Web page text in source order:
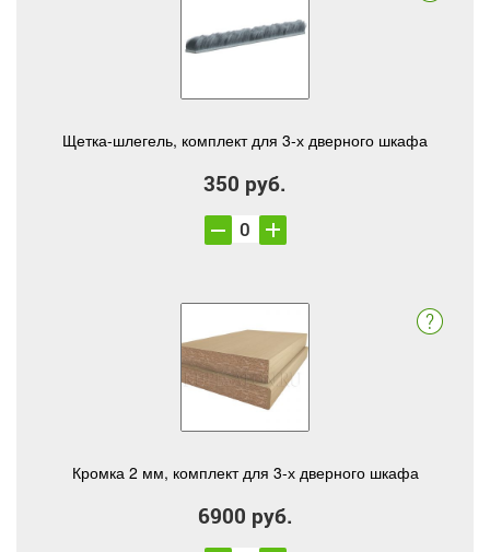
Щетка-шлегель, комплект для 3-х дверного шкафа
350 руб.
Кромка 2 мм, комплект для 3-х дверного шкафа
6900 руб.